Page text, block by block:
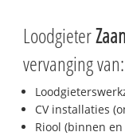
Loodgieter
vervanging van:
CV installaties
Riool (binnen